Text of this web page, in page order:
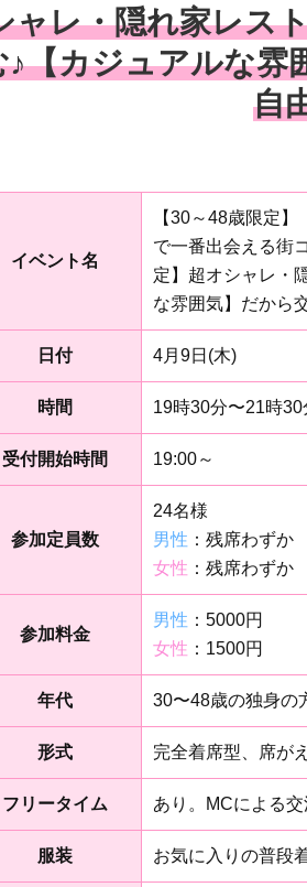
ャレ・隠れ家レス
♪【カジュアルな雰
自
イベント名
【30～48歳限定
で一番出会える街
定】超オシャレ・
な雰囲気】だから
日付 4月9日(木)
時間 19時30分〜21時30
受付開始時間 19:00～
参加定員数
24名様
男性 ：残席わずか
女性 ：残席わずか
参加料金
男性 ：5000円
女性 ：1500円
年代 30〜48歳の独身の
形式 完全着席型、席が
フリータイム あり。MCによる
服装 お気に入りの普段